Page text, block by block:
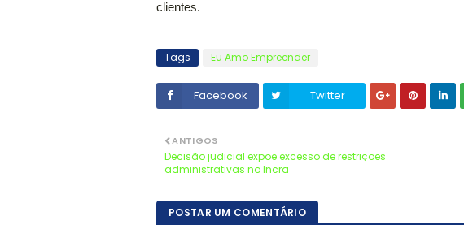
clientes.
Tags Eu Amo Empreender
Facebook Twitter
ANTIGOS
Decisão judicial expõe excesso de restrições
administrativas no Incra
POSTAR UM COMENTÁRIO